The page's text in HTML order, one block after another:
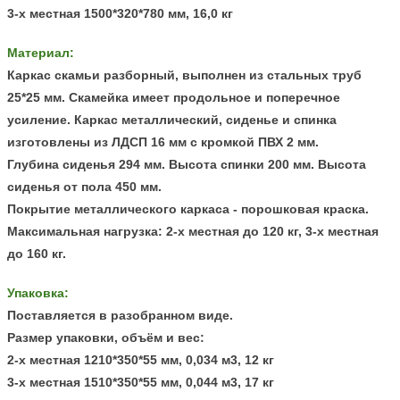
3-х местная 1500*320*780 мм, 16,0 кг
Материал:
Каркас скамьи разборный, выполнен из стальных труб
25*25 мм. Скамейка имеет продольное и поперечное
усиление. Каркас металлический, сиденье и спинка
изготовлены из ЛДСП 16 мм с кромкой ПВХ 2 мм.
Глубина сиденья 294 мм. Высота спинки 200 мм. Высота
сиденья от пола 450 мм.
Покрытие металлического каркаса - порошковая краска.
Максимальная нагрузка: 2-х местная до 120 кг, 3-х местная
до 160 кг.
Упаковка:
Поставляется в разобранном виде.
Размер упаковки, объём и вес:
2-х местная 1210*350*55 мм, 0,034 м3, 12 кг
3-х местная 1510*350*55 мм, 0,044 м3, 17 кг